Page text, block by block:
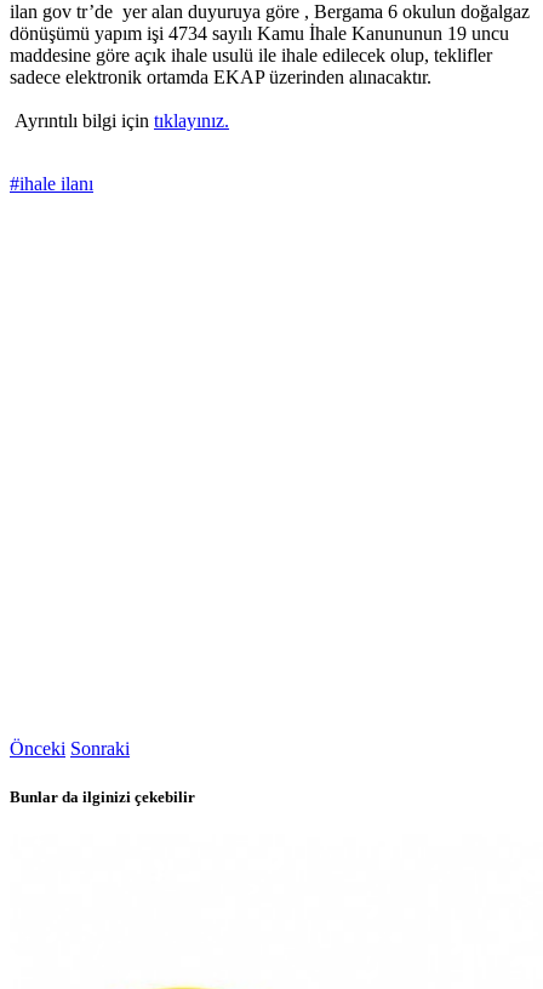
ilan gov tr’de yer alan duyuruya göre , Bergama 6 okulun doğalgaz
dönüşümü yapım işi 4734 sayılı Kamu İhale Kanununun 19 uncu
maddesine göre açık ihale usulü ile ihale edilecek olup, teklifler
sadece elektronik ortamda EKAP üzerinden alınacaktır.
Ayrıntılı bilgi için tıklayınız.
#ihale ilanı
Önceki Sonraki
Bunlar da ilginizi çekebilir